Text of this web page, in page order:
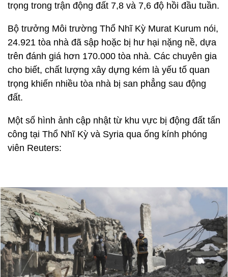
trọng trong trận động đất 7,8 và 7,6 độ hồi đầu tuần.
Bộ trưởng Môi trường Thổ Nhĩ Kỳ Murat Kurum nói,
24.921 tòa nhà đã sập hoặc bị hư hại nặng nề, dựa
trên đánh giá hơn 170.000 tòa nhà. Các chuyên gia
cho biết, chất lượng xây dựng kém là yếu tố quan
trọng khiến nhiều tòa nhà bị san phẳng sau động
đất.
Một số hình ảnh cập nhật từ khu vực bị động đất tấn
công tại Thổ Nhĩ Kỳ và Syria qua ống kính phóng
viên Reuters: